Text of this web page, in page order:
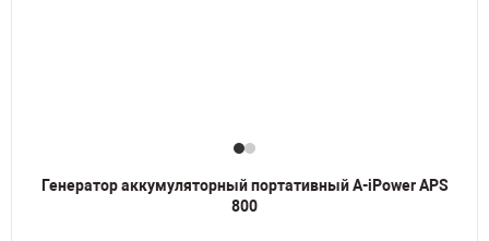
Генератор аккумуляторный портативный A-iPower APS
800